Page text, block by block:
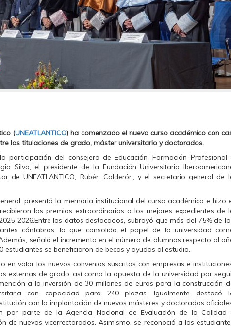
(UNEATLANTICO) ha comenzado el nuevo curso académico con
las titulaciones de grado, máster universitario y doctorados.
del consejero de Educación, Formación Profesional
Silva; el presidente de la Fundación Universitaria
de UNEATLANTICO, Rubén Calderón; y el secretario general de
presentó la memoria institucional del curso académico e hizo
los premios extraordinarios a los mejores expedientes de
2026.Entre los datos destacados, subrayó que más del 75% de
cántabros, lo que consolida el papel de la universidad
señaló el incremento en el número de alumnos respecto al
estudiantes se beneficiaron de becas y ayudas al estudio.
en valor los nuevos convenios suscritos con empresas e
externas de grado, así como la apuesta de la universidad por
a la inversión de 30 millones de euros para la construcción
con capacidad para 240 plazas. Igualmente destacó
con la implantación de nuevos másteres y doctorados
por parte de la Agencia Nacional de Evaluación de la Calidad
de nuevos vicerrectorados. Asimismo, se reconoció a los